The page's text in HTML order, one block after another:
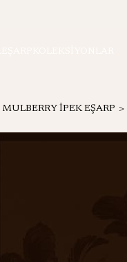
MULBERRY İPEK EŞARP